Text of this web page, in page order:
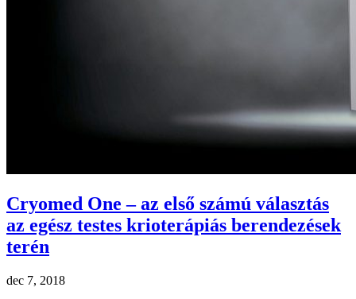
Cryomed One – az első számú választás
az egész testes krioterápiás berendezések
terén
dec 7, 2018